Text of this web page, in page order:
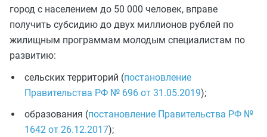
город с населением до 50 000 человек, вправе
получить субсидию до двух миллионов рублей по
жилищным программам молодым специалистам по
развитию:
сельских территорий (постановление
Правительства РФ № 696 от 31.05.2019);
образования (постановление Правительства РФ №
1642 от 26.12.2017);